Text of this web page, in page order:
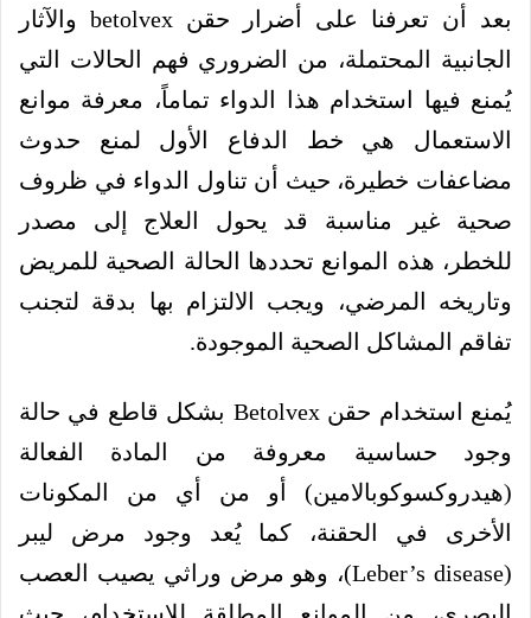
بعد أن تعرفنا على أضرار حقن betolvex والآثار
الجانبية المحتملة، من الضروري فهم الحالات التي
يُمنع فيها استخدام هذا الدواء تماماً، معرفة موانع
الاستعمال هي خط الدفاع الأول لمنع حدوث
مضاعفات خطيرة، حيث أن تناول الدواء في ظروف
صحية غير مناسبة قد يحول العلاج إلى مصدر
للخطر، هذه الموانع تحددها الحالة الصحية للمريض
وتاريخه المرضي، ويجب الالتزام بها بدقة لتجنب
تفاقم المشاكل الصحية الموجودة.
يُمنع استخدام حقن Betolvex بشكل قاطع في حالة
وجود حساسية معروفة من المادة الفعالة
(هيدروكسوكوبالامين) أو من أي من المكونات
الأخرى في الحقنة، كما يُعد وجود مرض ليبر
(Leber’s disease)، وهو مرض وراثي يصيب العصب